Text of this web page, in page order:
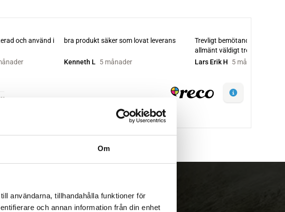
Om
användarna, tillhandahålla funktioner för
och annan information från din enhet